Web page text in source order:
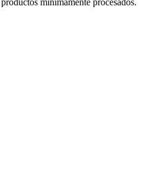
mínimamente procesados.